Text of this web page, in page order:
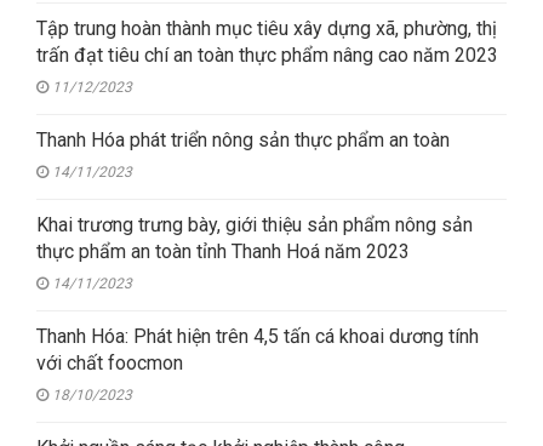
Tập trung hoàn thành mục tiêu xây dựng xã, phường, thị
trấn đạt tiêu chí an toàn thực phẩm nâng cao năm 2023
11/12/2023
Thanh Hóa phát triển nông sản thực phẩm an toàn
14/11/2023
Khai trương trưng bày, giới thiệu sản phẩm nông sản
thực phẩm an toàn tỉnh Thanh Hoá năm 2023
14/11/2023
Thanh Hóa: Phát hiện trên 4,5 tấn cá khoai dương tính
với chất foocmon
18/10/2023